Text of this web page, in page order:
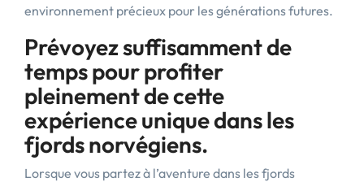
environnement précieux pour les générations futures.
Prévoyez suffisamment de
temps pour profiter
pleinement de cette
expérience unique dans les
fjords norvégiens.
Lorsque vous partez à l’aventure dans les fjords